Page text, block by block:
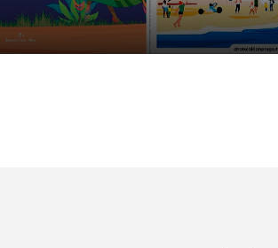
Plus qu’un jouet de plage pour les enfants, le
cerf-volant est une vieille tradition incarnant le
lien entre…